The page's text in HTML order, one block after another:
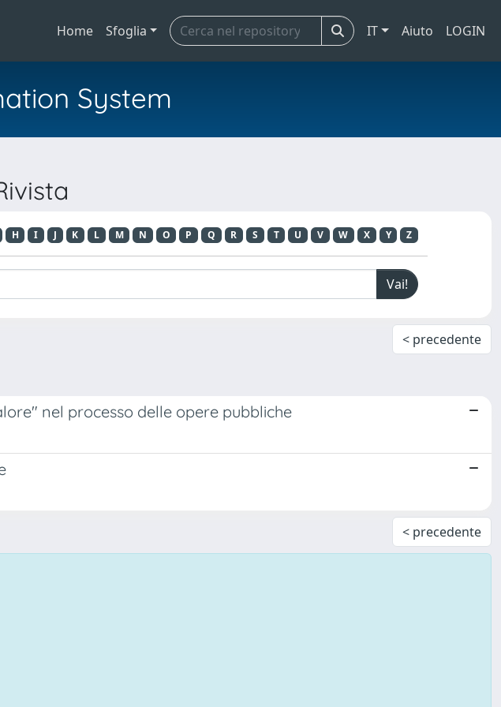
Home Sfoglia IT Aiuto LOGIN
System
H I J K L M N O P Q R S T U V W X Y Z
< precedente
nel processo delle opere pubbliche
< precedente